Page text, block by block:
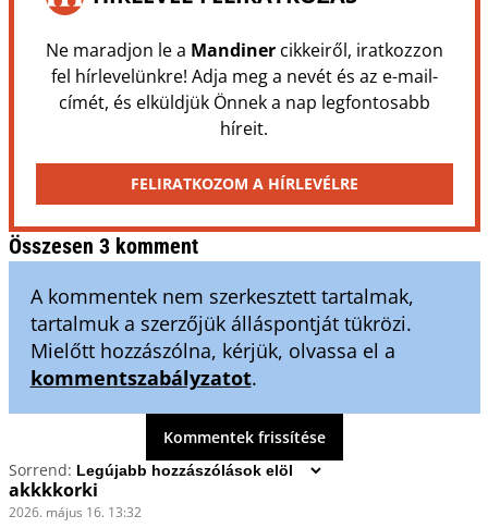
Ne maradjon le a Mandinercikkeiről, iratkozzon
fel hírlevelünkre! Adja meg a nevét és az e-mail-
címét, és elküldjük Önnek a nap legfontosabb
híreit.
FELIRATKOZOM A HÍRLEVÉLRE
Összesen 3 komment
A kommentek nem szerkesztett tartalmak,
tartalmuk a szerzőjük álláspontját tükrözi.
Mielőtt hozzászólna, kérjük, olvassa el a
kommentszabályzatot.
Kommentek frissítése
Sorrend:
akkkkorki
2026. május 16. 13:32